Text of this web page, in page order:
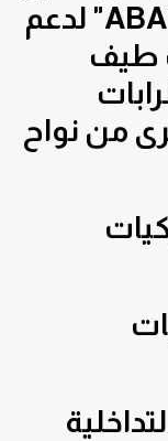
السلوك. طُورت طرقه "ABA" لدعم
طيف
من نواح